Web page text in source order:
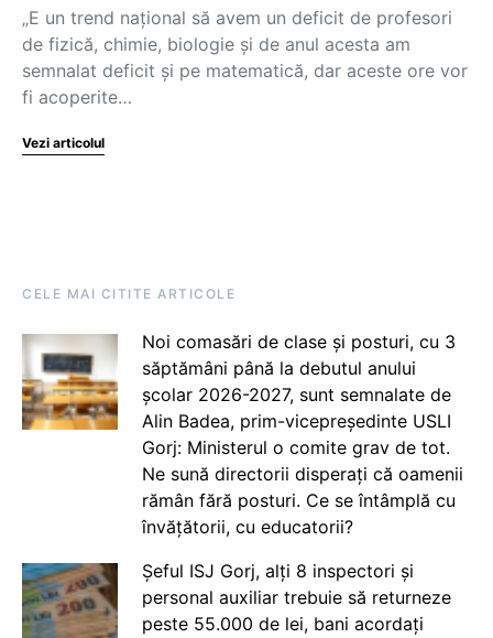
„E un trend național să avem un deficit de profesori
de fizică, chimie, biologie și de anul acesta am
semnalat deficit și pe matematică, dar aceste ore vor
fi acoperite…
Vezi articolul
CELE MAI CITITE ARTICOLE
Noi comasări de clase și posturi, cu 3
săptămâni până la debutul anului
școlar 2026-2027, sunt semnalate de
Alin Badea, prim-vicepreședinte USLI
Gorj: Ministerul o comite grav de tot.
Ne sună directorii disperați că oamenii
rămân fără posturi. Ce se întâmplă cu
învățătorii, cu educatorii?
Șeful ISJ Gorj, alți 8 inspectori și
personal auxiliar trebuie să returneze
peste 55.000 de lei, bani acordați